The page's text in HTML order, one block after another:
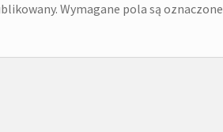
Wymagane pola są oznaczone